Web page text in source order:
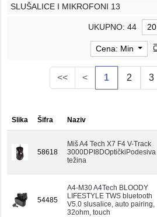
SLUŠALICE I MIKROFONI 13
UKUPNO: 44 20
Cena: Min
<< < 1 2 3
Slika Šifra Naziv
58618
Miš A4 Tech X7 F4 V-Track
3000DPI8DOptičkiPodesiva
težina
54485
A4-M30 A4Tech BLOODY
LIFESTYLE TWS bluetooth
V5.0 slusalice, auto pairing,
32ohm, touch